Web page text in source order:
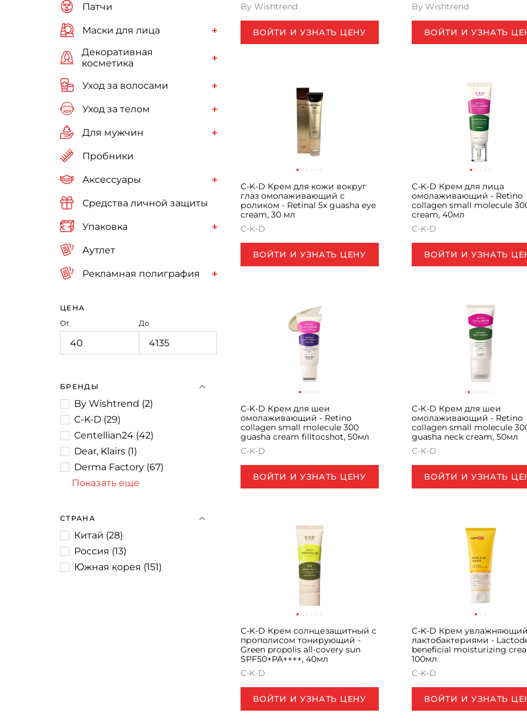
Патчи
Маски для лица
Декоративная
косметика
Уход за волосами
Уход за телом
Для мужчин
Пробники
Аксессуары
Средства личной защиты
Упаковка
Аутлет
Рекламная полиграфия
ЦЕНА
От
До
БРЕНДЫ
By Wishtrend (2)
C-K-D (29)
Centellian24 (42)
Dear, Klairs (1)
Derma Factory (67)
Показать еще
СТРАНА
Китай (28)
Россия (13)
Южная корея (151)
By Wishtrend
ВОЙТИ И УЗНАТЬ ЦЕНУ
By Wishtrend
ВОЙТИ И УЗНАТЬ
C-K-D Крем для кожи вокруг
глаз омолаживающий с
роликом - Retinal 5x guasha eye
cream, 30 мл
C-K-D
ВОЙТИ И УЗНАТЬ ЦЕНУ
C-K-D Крем для лица
омолаживающий - Retino
collagen small molecule
cream, 40мл
C-K-D
ВОЙТИ И УЗНАТЬ
C-K-D Крем для шеи
омолаживающий - Retino
collagen small molecule 300
guasha cream filltocshot, 50мл
C-K-D
ВОЙТИ И УЗНАТЬ ЦЕНУ
C-K-D Крем для шеи
омолаживающий - Retino
collagen small molecule
guasha neck cream, 50мл
C-K-D
ВОЙТИ И УЗНАТЬ
C-K-D Крем солнцезащитный с
прополисом тонирующий -
Green propolis all-covery sun
SPF50+PA++++, 40мл
C-K-D
ВОЙТИ И УЗНАТЬ ЦЕНУ
C-K-D Крем
лактобактериями -
beneficial moisturizing
100мл
C-K-D
ВОЙТИ И УЗНАТЬ